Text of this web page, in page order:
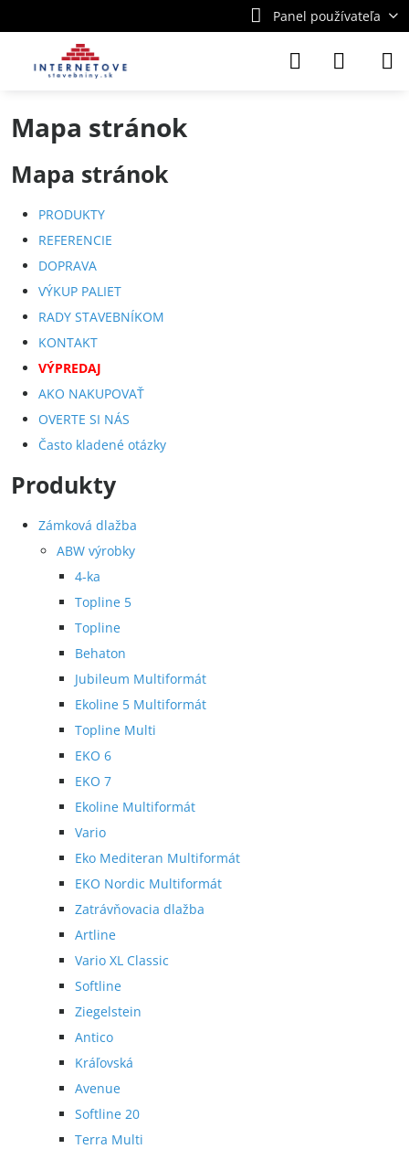
Panel používateľa
Mapa stránok
Mapa stránok
PRODUKTY
REFERENCIE
DOPRAVA
VÝKUP PALIET
RADY STAVEBNÍKOM
KONTAKT
VÝPREDAJ
AKO NAKUPOVAŤ
OVERTE SI NÁS
Často kladené otázky
Produkty
Zámková dlažba
ABW výrobky
4-ka
Topline 5
Topline
Behaton
Jubileum Multiformát
Ekoline 5 Multiformát
Topline Multi
EKO 6
EKO 7
Ekoline Multiformát
Vario
Eko Mediteran Multiformát
EKO Nordic Multiformát
Zatrávňovacia dlažba
Artline
Vario XL Classic
Softline
Ziegelstein
Antico
Kráľovská
Avenue
Softline 20
Terra Multi